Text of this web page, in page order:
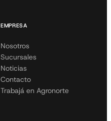
EMPRESA
Nosotros
Sucursales
Noticias
Contacto
Trabajá en Agronorte